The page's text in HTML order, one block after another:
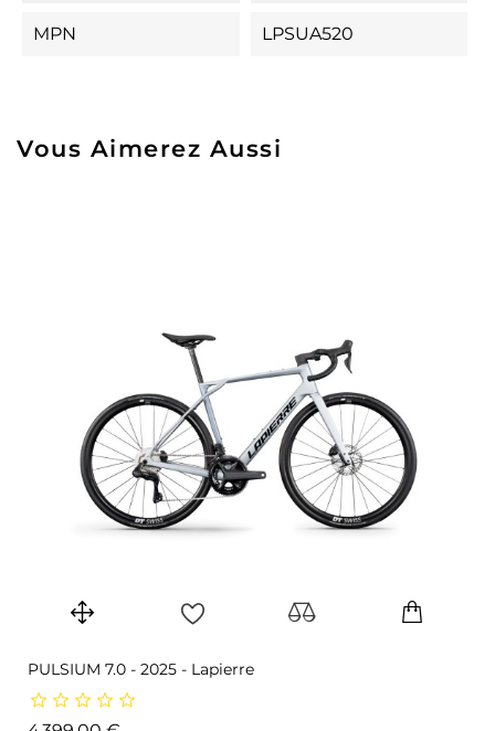
MPN LPSUA520
Vous Aimerez Aussi
PULSIUM 7.0 - 2025 - Lapierre